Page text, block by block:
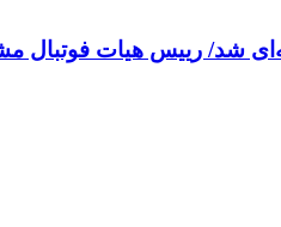
شد/ رییس هیات فوتبال